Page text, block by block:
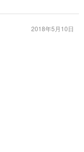
2018年5月10日